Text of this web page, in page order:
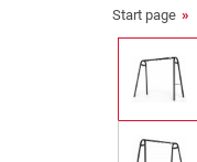
Start page